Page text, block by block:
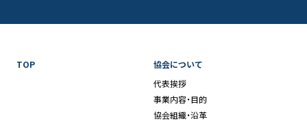
TOP
協会について
代表挨拶
事業内容・目的
協会組織・沿革